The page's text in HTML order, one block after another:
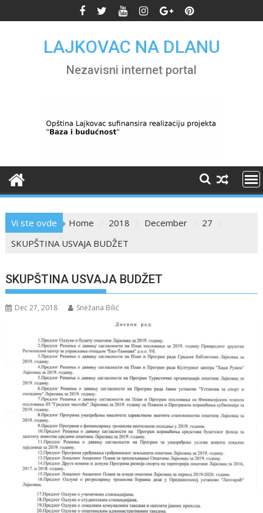
to
LAJKOVAC NA DLANU
Nezavisni internet portal
Vi ste ovde Home 2018 December
27
SKUPŠTINA USVAJA BUDŽET
SKUPŠTINA USVAJA BUDŽET
Dec 27, 2018 Snežana Bilić